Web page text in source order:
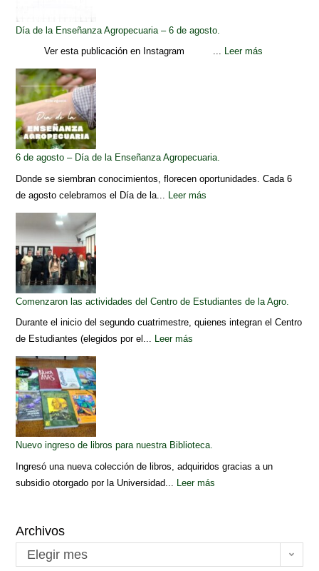
Día de la Enseñanza Agropecuaria – 6 de agosto.
Ver esta publicación en Instagram ... Leer más
6 de agosto – Día de la Enseñanza Agropecuaria.
Donde se siembran conocimientos, florecen oportunidades. Cada 6
de agosto celebramos el Día de la... Leer más
Comenzaron las actividades del Centro de Estudiantes de la Agro.
Durante el inicio del segundo cuatrimestre, quienes integran el Centro
de Estudiantes (elegidos por el... Leer más
Nuevo ingreso de libros para nuestra Biblioteca.
Ingresó una nueva colección de libros, adquiridos gracias a un
subsidio otorgado por la Universidad... Leer más
Archivos
Elegir mes